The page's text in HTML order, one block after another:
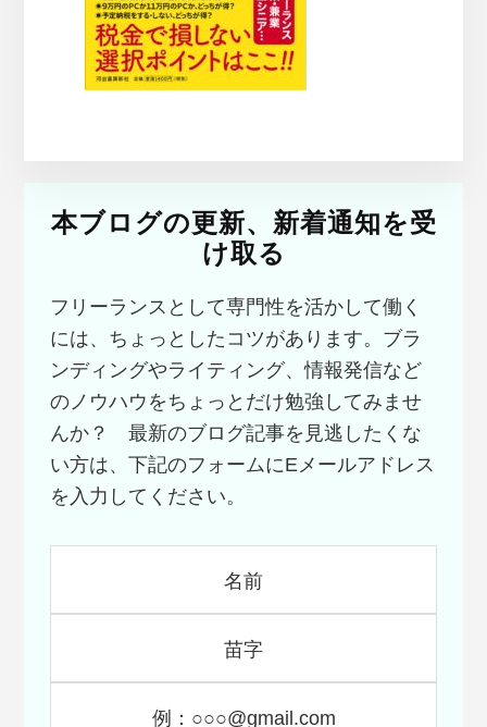
本ブログの更新、新着通知を受
け取る
フリーランスとして専門性を活かして働く
には、ちょっとしたコツがあります。ブラ
ンディングやライティング、情報発信など
のノウハウをちょっとだけ勉強してみませ
んか？ 最新のブログ記事を見逃したくな
い方は、下記のフォームにEメールアドレス
を入力してください。